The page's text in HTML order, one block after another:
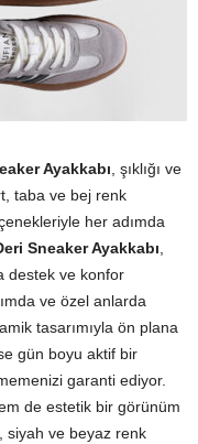
Ayakkabı , şıklığı ve
taba ve bej renk
her adımda
Sneaker Ayakkabı
destek ve konfor
ve özel anlarda
tasarımıyla ön plana
gün boyu aktif bir
garanti ediyor.
de estetik bir görünüm
siyah ve beyaz renk